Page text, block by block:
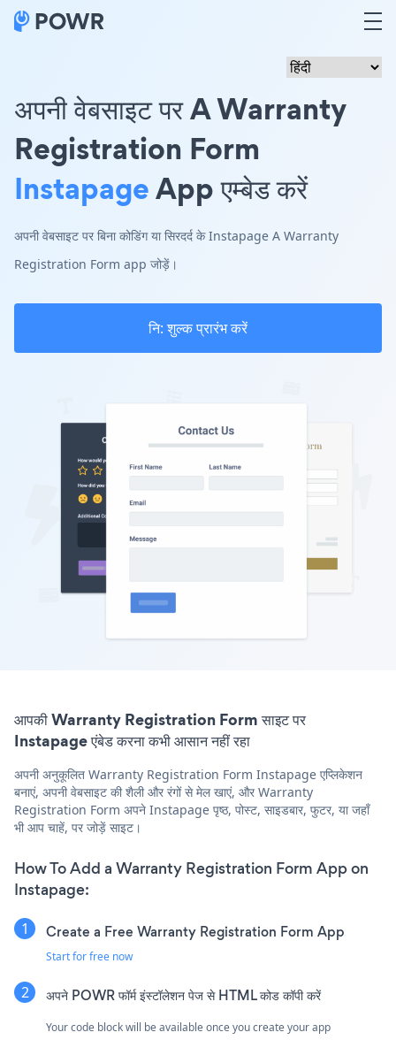
अपनी वेबसाइट पर A Warranty
Registration Form
InstapageApp एम्बेड करें
अपनी वेबसाइट पर बिना कोडिंग या सिरदर्द के Instapage A Warranty
Registration Form app जोड़ें।
नि: शुल्क प्रारंभ करें
आपकी Warranty Registration Form साइट पर
Instapage एंबेड करना कभी आसान नहीं रहा
अपनी अनुकूलित Warranty Registration Form Instapage एप्लिकेशन
बनाएं, अपनी वेबसाइट की शैली और रंगों से मेल खाएं, और Warranty
Registration Form अपने Instapage पृष्ठ, पोस्ट, साइडबार, फुटर, या जहाँ
भी आप चाहें, पर जोड़ें साइट।
How To Add a Warranty Registration Form App on
Instapage:
Create a Free Warranty Registration Form App
Start for free now
अपने POWR फॉर्म इंस्टॉलेशन पेज से HTML कोड कॉपी करें
Your code block will be available once you create your app